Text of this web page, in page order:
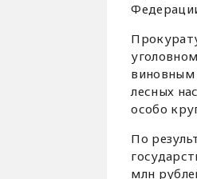
виновным
лесных
особо
По
млн